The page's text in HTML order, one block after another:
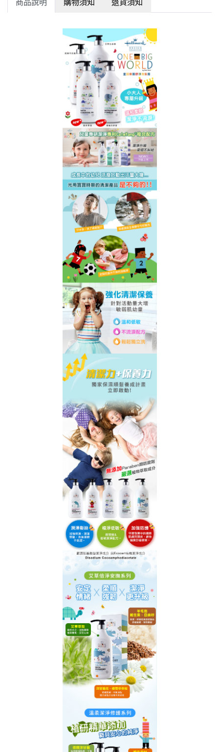
商品說明 購物須知 退貨須知